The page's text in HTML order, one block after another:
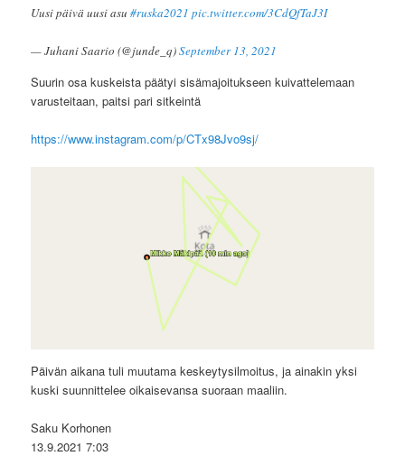
Uusi päivä uusi asu#ruska2021 pic.twitter.com/3CdQfTaJ3I
— Juhani Saario (@junde_q)September 13, 2021
Suurin osa kuskeista päätyi sisämajoitukseen kuivattelemaan
varusteitaan, paitsi pari sitkeintä
https://www.instagram.com/p/CTx98Jvo9sj/
Päivän aikana tuli muutama keskeytysilmoitus, ja ainakin yksi
kuski suunnittelee oikaisevansa suoraan maaliin.
Saku Korhonen
13.9.2021 7:03